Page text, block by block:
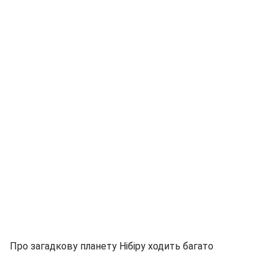
Про загадкову планету Нібіру ходить багато